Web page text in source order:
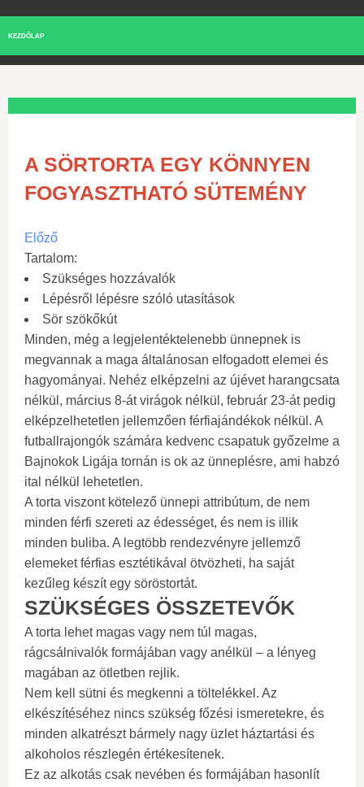
KEZDŐLAP
A SÖRTORTA EGY KÖNNYEN
FOGYASZTHATÓ SÜTEMÉNY
Előző
Tartalom:
Szükséges hozzávalók
Lépésről lépésre szóló utasítások
Sör szökőkút
Minden, még a legjelentéktelenebb ünnepnek is
megvannak a maga általánosan elfogadott elemei és
hagyományai. Nehéz elképzelni az újévet harangcsata
nélkül, március 8-át virágok nélkül, február 23-át pedig
elképzelhetetlen jellemzően férfiajándékok nélkül. A
futballrajongók számára kedvenc csapatuk győzelme a
Bajnokok Ligája tornán is ok az ünneplésre, ami habzó
ital nélkül lehetetlen.
A torta viszont kötelező ünnepi attribútum, de nem
minden férfi szereti az édességet, és nem is illik
minden buliba. A legtöbb rendezvényre jellemző
elemeket férfias esztétikával ötvözheti, ha saját
kezűleg készít egy söröstortát.
SZÜKSÉGES ÖSSZETEVŐK
A torta lehet magas vagy nem túl magas,
rágcsálnivalók formájában vagy anélkül – a lényeg
magában az ötletben rejlik.
Nem kell sütni és megkenni a töltelékkel. Az
elkészítéséhez nincs szükség főzési ismeretekre, és
minden alkatrészt bármely nagy üzlet háztartási és
alkoholos részlegén értékesítenek.
Ez az alkotás csak nevében és formájában hasonlít